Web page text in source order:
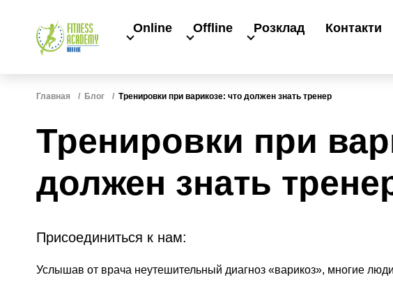
Online Offline Розклад Контакти
Главная Блог Тренировки при варикозе: что должен знать тренер
Тренировки при
должен знать
Присоединиться к нам:
Услышав от врача неутешительный диагноз «варикоз», многие